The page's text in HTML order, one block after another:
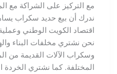
مع التركيز على الشراكة مع
ندرك أن بيع حديد سكراب
اقتصاد الكويت الوطني
نحن نشتري مخلفات البناء
وسكراب الآلات القديمة من
المختلفة. كما نشتري الخردة